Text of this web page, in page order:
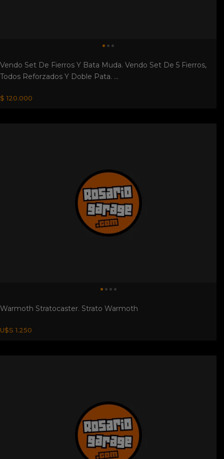
Vendo Set De Fierros Y Bata Muda. Vendo Set De 5 Fierros,
Todos Reforzados Y Doble Pata. ...
$ 120.000
Warmoth Stratocaster. Strato Warmoth
U$S 1.250